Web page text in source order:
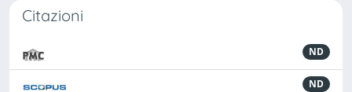
Citazioni
ND
ND